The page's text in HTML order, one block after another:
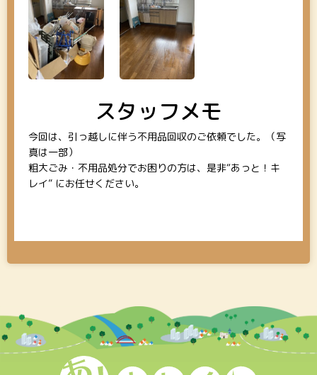
スタッフメモ
今回は、引っ越しに伴う不用品回収のご依頼でした。（写
真は一部）
粗大ごみ・不用品処分でお困りの方は、是非“あっと！キ
レイ” にお任せください。